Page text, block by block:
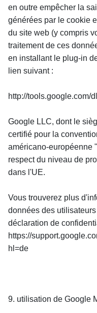
en outre empêcher la
générées par le cookie
du site web (y compris
traitement de ces
en installant le plug-in
lien suivant :
http://tools.google.com/
Google LLC, dont le
certifié pour la
américano-européenne
respect du niveau de
dans l'UE.
Vous trouverez plus
données des
déclaration de
https://
hl=de
9. utilisation de Google